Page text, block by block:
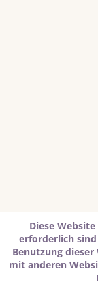
Diese
erforderlich
Benutzung
mit anderen